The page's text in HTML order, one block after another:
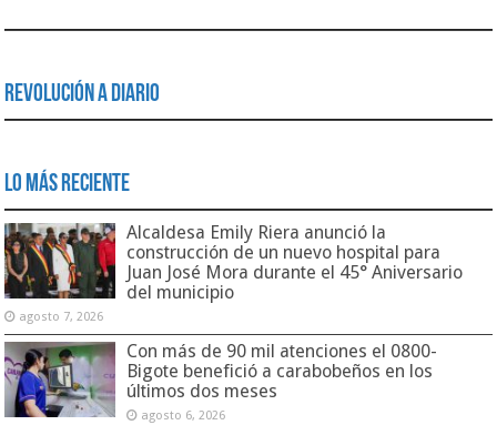
Revolución a Diario
Lo Más Reciente
Alcaldesa Emily Riera anunció la
construcción de un nuevo hospital para
Juan José Mora durante el 45° Aniversario
del municipio
agosto 7, 2026
Con más de 90 mil atenciones el 0800-
Bigote benefició a carabobeños en los
últimos dos meses
agosto 6, 2026